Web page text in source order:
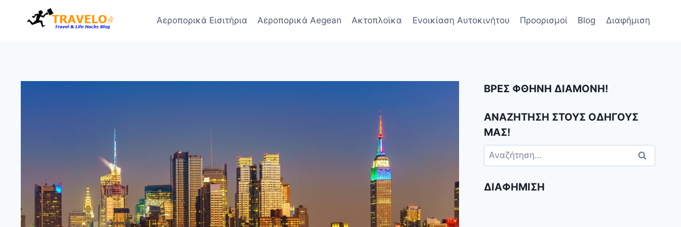
Αεροπορικά Εισιτήρια Αεροπορικά Aegean Ακτοπλοϊκα Ενοικίαση Αυτοκινήτου Προορισμοί Blog Διαφήμιση
ΒΡΕΣ ΦΘΗΝΗ ΔΙΑΜΟΝΗ!
ΑΝΑΖΗΤΗΣΗ ΣΤΟΥΣ ΟΔΗΓΟΥΣ
ΜΑΣ!
Αναζήτηση
για:
ΔΙΑΦΉΜΙΣΗ